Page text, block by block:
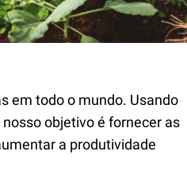
em todo o mundo. Usando
objetivo é fornecer as
a produtividade